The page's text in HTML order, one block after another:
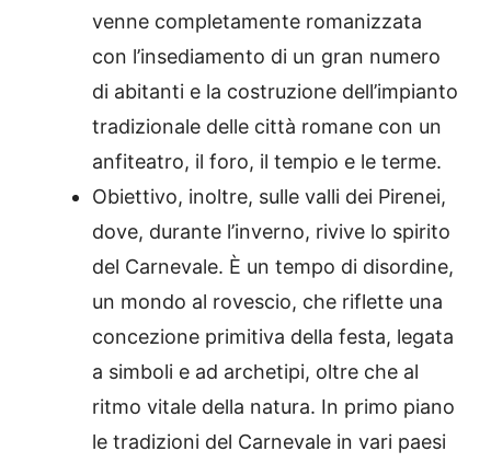
venne completamente romanizzata
con l’insediamento di un gran numero
di abitanti e la costruzione dell’impianto
tradizionale delle città romane con un
anfiteatro, il foro, il tempio e le terme.
Obiettivo, inoltre, sulle valli dei Pirenei,
dove, durante l’inverno, rivive lo spirito
del Carnevale. È un tempo di disordine,
un mondo al rovescio, che riflette una
concezione primitiva della festa, legata
a simboli e ad archetipi, oltre che al
ritmo vitale della natura. In primo piano
le tradizioni del Carnevale in vari paesi